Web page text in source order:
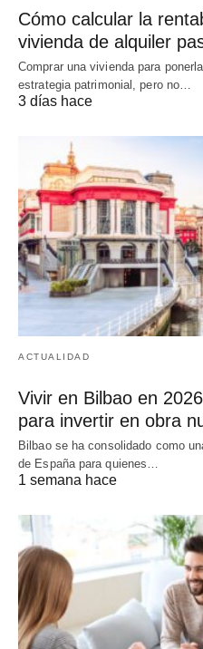
Cómo calcular la
vivienda de alquiler
Comprar una vivienda para
estrategia patrimonial, pero no…
3 días hace
ACTUALIDAD
Vivir en Bilbao en
para invertir en obra
Bilbao se ha consolidado como
de España para quienes…
1 semana hace